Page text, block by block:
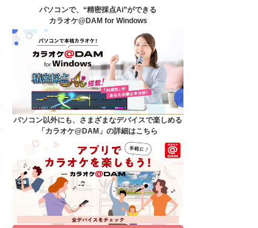
DAM★とも動画
DAM★とも録音
カラオケ＠DAM
ユーザー検索
キャンペーン
よくあるご質問
DAMの新曲・ランキングなど
カラオケ最新情報をチェック！
パソコンで、“精密採点Ai”ができる
カラオケ@DAM for Windows
パソコン以外にも、さまざまなデバイスで楽しめる
「カラオケ@DAM」の詳細はこちら